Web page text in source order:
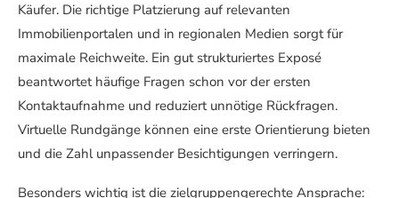
Käufer. Die richtige Platzierung auf relevanten
Immobilienportalen und in regionalen Medien sorgt für
maximale Reichweite. Ein gut strukturiertes Exposé
beantwortet häufige Fragen schon vor der ersten
Kontaktaufnahme und reduziert unnötige Rückfragen.
Virtuelle Rundgänge können eine erste Orientierung bieten
und die Zahl unpassender Besichtigungen verringern.
Besonders wichtig ist die zielgruppengerechte Ansprache: